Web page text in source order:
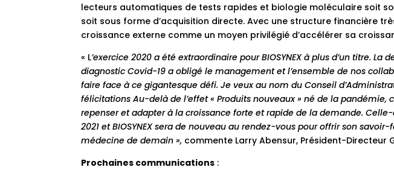
lecteurs automatiques de tests rapides et biologie moléculaire soit
soit sous forme d’acquisition directe. Avec une structure financière
croissance externe comme un moyen privilégié d’accélérer sa
« L’exercice 2020 a été extraordinaire pour BIOSYNEX à plus d’un titre.
diagnostic Covid-19 a obligé le management et l’ensemble de nos
faire face à ce gigantesque défi. Je veux au nom du Conseil
félicitations Au-delà de l’effet « Produits nouveaux » né de la pandémie,
repenser et adapter à la croissance forte et rapide de la demande.
2021 et BIOSYNEX sera de nouveau au rendez-vous pour offrir son
médecine de demain », commente Larry Abensur, Président-Directeur
Prochaines communications :